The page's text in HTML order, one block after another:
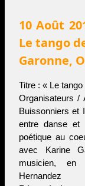
10 Août
Le tango
Garonne,
Titre : « Le
Organisateurs /
Buissonniers et
entre danse et
poétique au
avec Karine
musicien, en
Hernandez